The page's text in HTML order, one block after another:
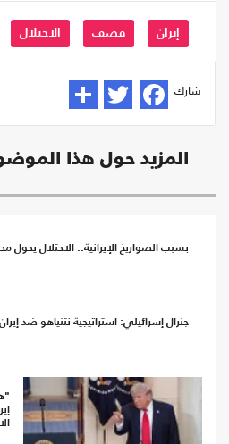
إيران قصف الاحتلال
شارك
المزيد حول هذا
بسبب الصواريخ الإيرانية.. الاحتلال يحول
جنرال إسرائيلي: استراتيجية نتنياهو ضد